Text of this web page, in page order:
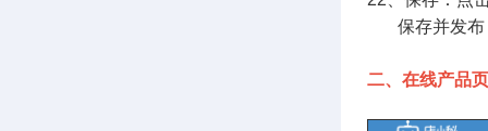
保存并发布
二、在线产品